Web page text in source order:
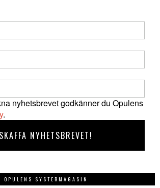
nyhetsbrevet godkänner du Opulens
.
OPULENS SYSTERMAGASIN